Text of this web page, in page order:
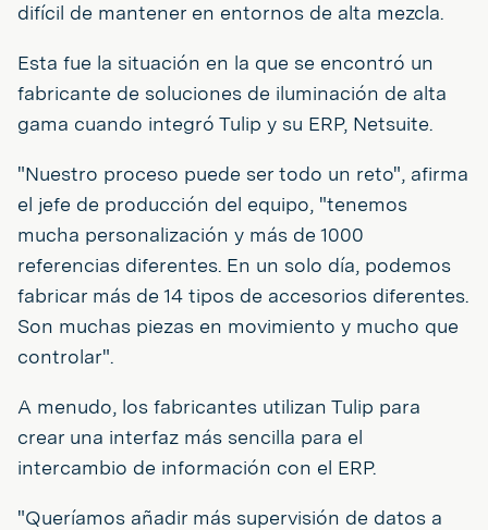
difícil de mantener en entornos de alta mezcla.
Esta fue la situación en la que se encontró un
fabricante de soluciones de iluminación de alta
gama cuando integró Tulip y su ERP, Netsuite.
"Nuestro proceso puede ser todo un reto", afirma
el jefe de producción del equipo, "tenemos
mucha personalización y más de 1000
referencias diferentes. En un solo día, podemos
fabricar más de 14 tipos de accesorios diferentes.
Son muchas piezas en movimiento y mucho que
controlar".
A menudo, los fabricantes utilizan Tulip para
crear una interfaz más sencilla para el
intercambio de información con el ERP.
"Queríamos añadir más supervisión de datos a